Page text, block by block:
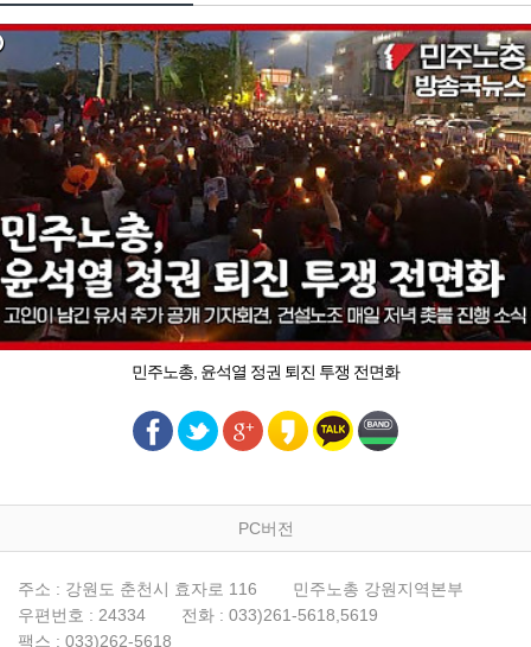
민주노총, 윤석열 정권 퇴진 투쟁 전면화
PC버전
주소 : 강원도 춘천시 효자로 116
민주노총 강원지역본부
우편번호 : 24334
전화 : 033)261-5618,5619
팩스 : 033)262-5618